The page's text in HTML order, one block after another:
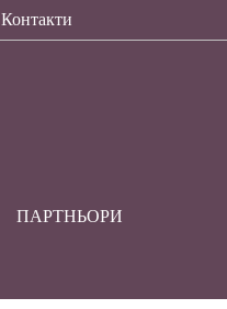
Контакти
ПАРТНЬОРИ